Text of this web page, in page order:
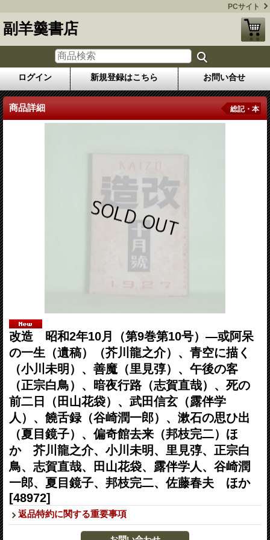
PCサイト
副羊羹書店
ログイン 新規登録はこちら お問い合せ
商品詳細 総記・本
改造 昭和2年10月（第9巻第10号）―或阿呆
の一生（遺稿）（芥川龍之介）、青空に描く
（小川未明）、善魔（里見弴）、午後の客
（正宗白鳥）、暗夜行路（志賀直哉）、死の
前二日（田山花袋）、武田信玄（露伴学
人）、饒舌録（谷崎潤一郎）、漱石の思ひ出
（夏目鏡子）、偏奇館去来（邦枝完二）ほ
か 芥川龍之介、小川未明、里見弴、正宗白
鳥、志賀直哉、田山花袋、露伴学人、谷崎潤
一郎、夏目鏡子、邦枝完二、佐藤春夫 ほか
[48972]
返品特約に関する重要事項